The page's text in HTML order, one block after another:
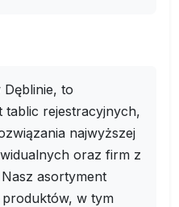
Dęblinie, to
rejestracyjnych,
najwyższej
oraz firm z
asortyment
produktów, w tym